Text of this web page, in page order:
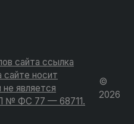
сайта ссылка
сайте носит
является
№ ФС 77 — 68711.
©
2026